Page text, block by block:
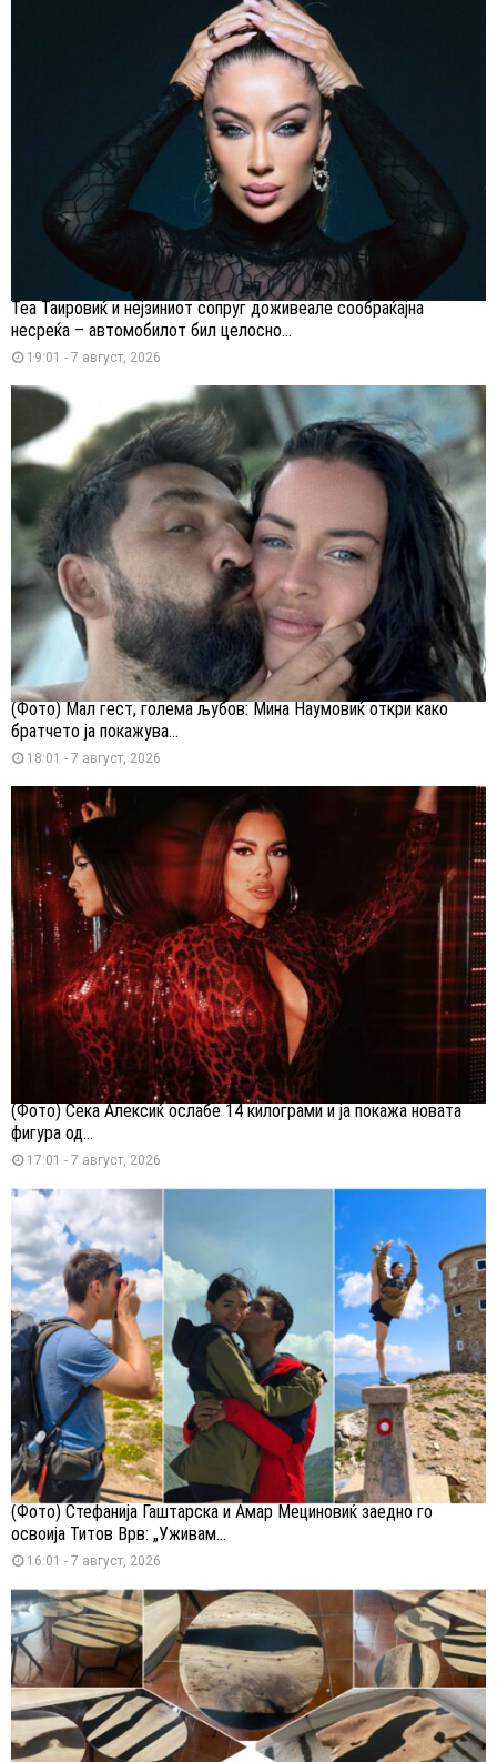
Теа Таировиќ и нејзиниот сопруг доживеале сообраќајна
несреќа – автомобилот бил целосно...
19:01 - 7 август, 2026
(Фото) Мал гест, голема љубов: Мина Наумовиќ откри како
братчето ја покажува...
18:01 - 7 август, 2026
(Фото) Сека Алексиќ ослабе 14 килограми и ја покажа новата
фигура од...
17:01 - 7 август, 2026
(Фото) Стефанија Гаштарска и Амар Мециновиќ заедно го
освоија Титов Врв: „Уживам...
16:01 - 7 август, 2026